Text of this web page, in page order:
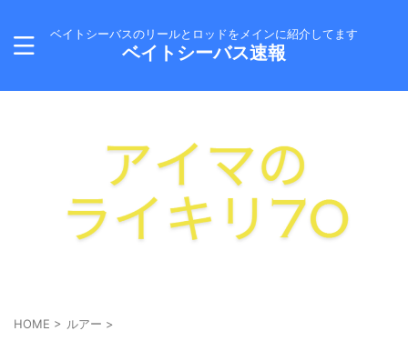
ベイトシーバスのリールとロッドをメインに紹介してます
ベイトシーバス速報
HOME > ルアー >